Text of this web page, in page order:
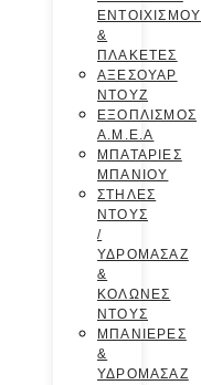
ΕΝΤΟΙΧΙΣΜΟΥ
&
ΠΛΑΚΕΤΕΣ
ΑΞΕΣΟΥΑΡ
ΝΤΟΥΖ
ΕΞΟΠΛΙΣΜΟΣ
Α.Μ.Ε.Α
ΜΠΑΤΑΡΙΕΣ
ΜΠΑΝΙΟΥ
ΣΤΗΛΕΣ
ΝΤΟΥΣ
/
ΥΔΡΟΜΑΣΑΖ
&
ΚΟΛΩΝΕΣ
ΝΤΟΥΣ
ΜΠΑΝΙΕΡΕΣ
&
ΥΔΡΟΜΑΣΑΖ